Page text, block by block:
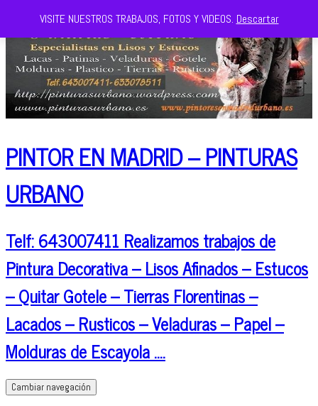
PINTOR EN MADRID – PINTURAS
URBANO
Telf: 643007411 Realizamos trabajos de
Pintura Decorativa – Lisos Afinados – Estucos
– Quitar Gotele – Tierras Florentinas –
Lacados – Rusticos – Veladuras – Papel –
Molduras de Escayola ….
Cambiar navegación
VISITE NUESTROS TRABAJOS, FOTOS Y VIDEOS. Descartar